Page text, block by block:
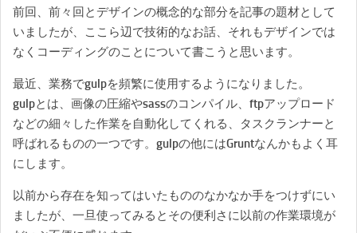
前回、前々回とデザインの概念的な部分を記事の題材として
いましたが、ここら辺で技術的なお話、それもデザインでは
なくコーディングのことについて書こうと思います。
最近、業務でgulpを頻繁に使用するようになりました。
gulpとは、画像の圧縮やsassのコンパイル、ftpアップロード
などの細々した作業を自動化してくれる、タスクランナーと
呼ばれるものの一つです。gulpの他にはGruntなんかもよく耳
にします。
以前から存在を知ってはいたもののなかなか手をつけずにい
ましたが、一旦使ってみるとその便利さに以前の作業環境が